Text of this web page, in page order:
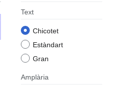
Text
Chicotet
Estàndart
Gran
Amplària